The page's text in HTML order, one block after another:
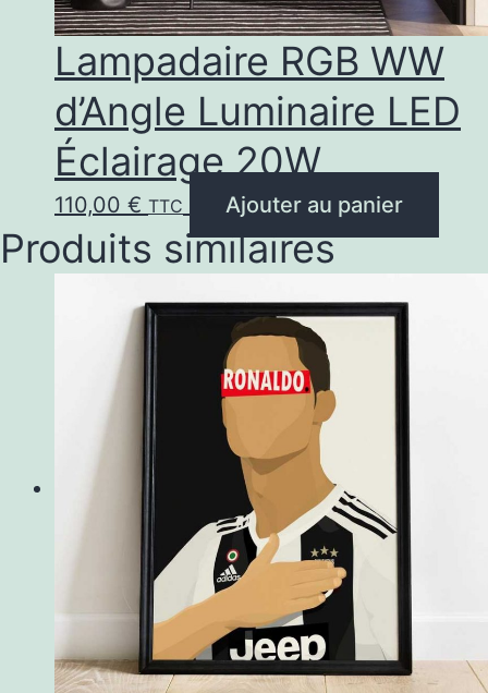
Lampadaire RGB WW
d’Angle Luminaire LED
Éclairage 20W
110,00 € TTC Ajouter au panier
Produits similaires